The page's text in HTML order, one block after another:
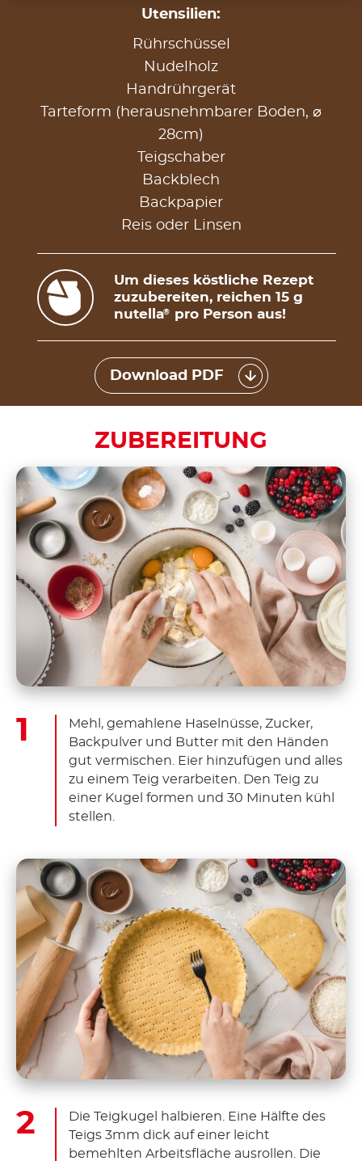
Utensilien:
Rührschüssel
Nudelholz
Handrührgerät
Tarteform (herausnehmbarer Boden, ⌀
28cm)
Teigschaber
Backblech
Backpapier
Reis oder Linsen
Um dieses köstliche Rezept
zuzubereiten, reichen 15 g
nutella® pro Person aus!
Download PDF
ZUBEREITUNG
Mehl, gemahlene Haselnüsse, Zucker,
Backpulver und Butter mit den Händen
gut vermischen. Eier hinzufügen und alles
zu einem Teig verarbeiten. Den Teig zu
einer Kugel formen und 30 Minuten kühl
stellen.
Die Teigkugel halbieren. Eine Hälfte des
Teigs 3mm dick auf einer leicht
bemehlten Arbeitsfläche ausrollen. Die